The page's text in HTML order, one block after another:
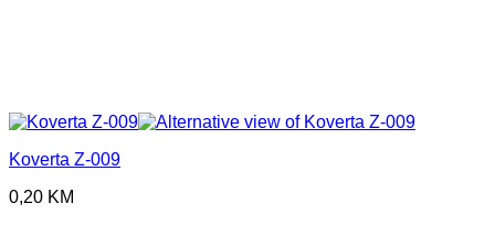
Koverta Z-009
0,20 KM